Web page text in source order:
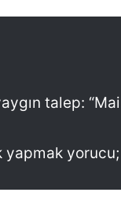
talep:
yapmak